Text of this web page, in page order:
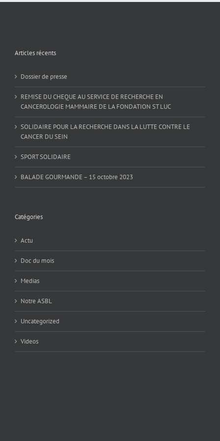
Articles récents
Dossier de presse
REMISE DU CHEQUE AU SERVICE DE RECHERCHE EN
CANCEROLOGIE MAMMAIRE DE LA FONDATION ST LUC
SOLIDAIRE POUR LA RECHERCHE DANS LA LUTTE CONTRE LE
CANCER DU SEIN
SPORT SOLIDAIRE
BALADE GOURMANDE – 15 octobre 2023
Catégories
Actu
Doc du mois
Medias
Notre ASBL
Uncategorized
Videos